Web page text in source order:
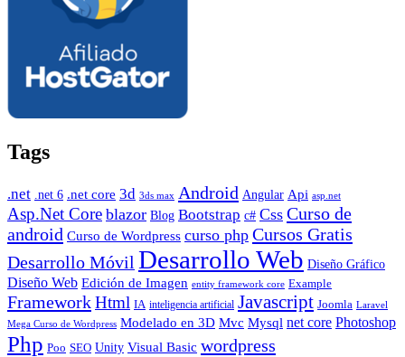
Tags
.net .net 6 .net core 3d 3ds max Android Angular Api asp.net
Asp.Net Core blazor Blog Bootstrap c# Css Curso de
android Curso de Wordpress curso php Cursos Gratis
Desarrollo Móvil Desarrollo Web Diseño Gráfico
Diseño Web Edición de Imagen entity framework core Example
FrameworkHtml IA inteligencia artificial Javascript Joomla Laravel
Mega Curso de Wordpress Modelado en 3D Mvc Mysql net core Photoshop
Php Poo SEO Unity Visual Basic wordpress